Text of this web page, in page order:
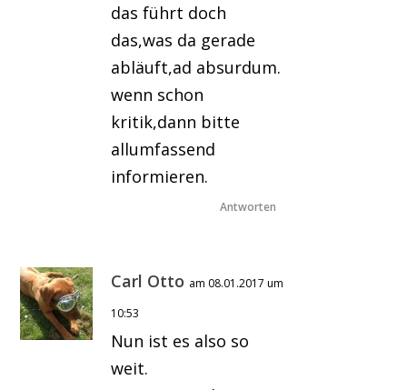
das führt doch
das,was da gerade
abläuft,ad absurdum.
wenn schon
kritik,dann bitte
allumfassend
informieren.
Antworten
Carl Otto am 08.01.2017 um
10:53
Nun ist es also so
weit.